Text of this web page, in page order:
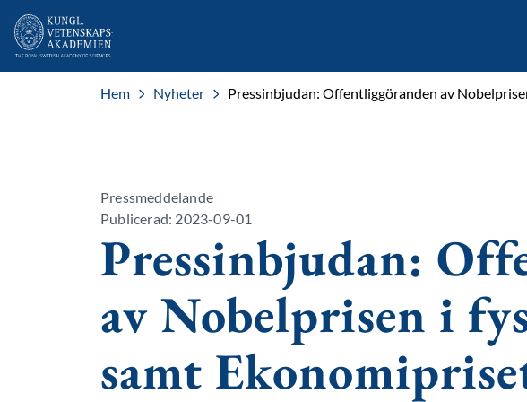
Hem Nyheter Pressinbjudan: Offentliggöranden av
Pressmeddelande
Publicerad: 2023-09-01
Pressinbjudan:
av Nobelprisen i
samt